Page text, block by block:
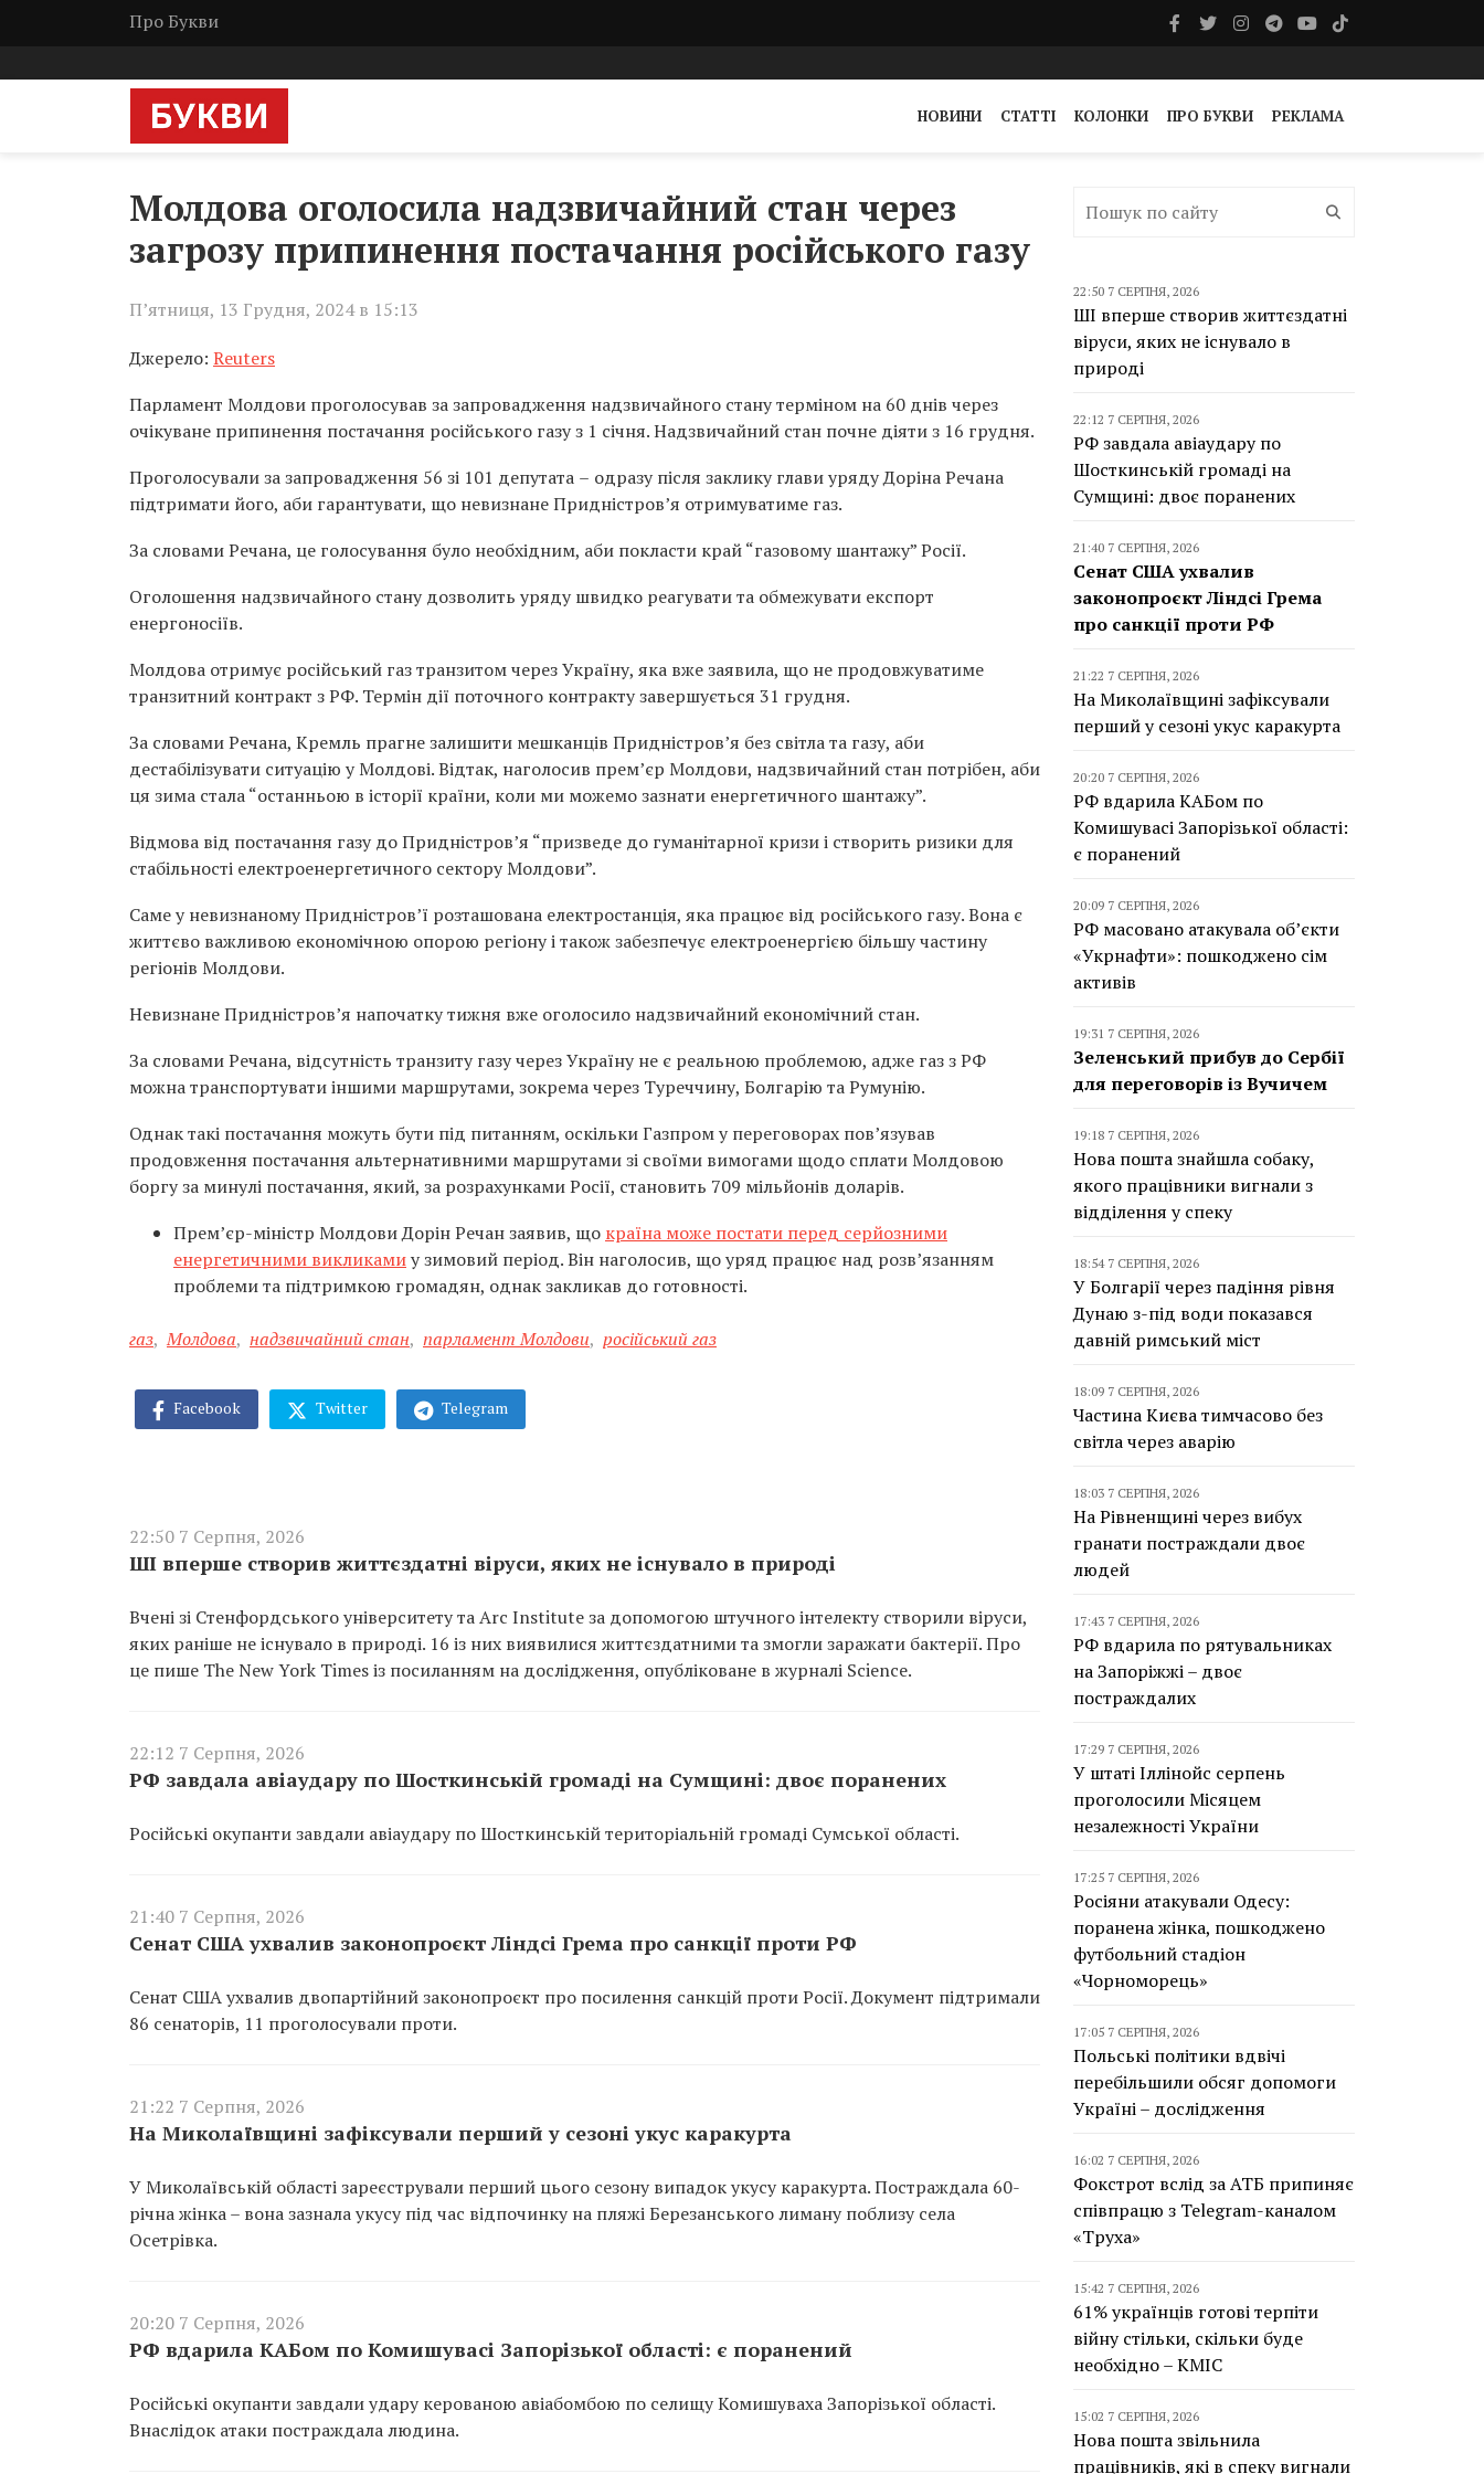
Про Букви
НОВИНИ СТАТТІ КОЛОНКИ ПРО БУКВИ РЕКЛАМА
Молдова оголосила надзвичайний стан через
загрозу припинення постачання російського газу
П’ятниця, 13 Грудня, 2024 в 15:13
Джерело: Reuters
Парламент Молдови проголосував за запровадження надзвичайного стану терміном на 60 днів через
очікуване припинення постачання російського газу з 1 січня. Надзвичайний стан почне діяти з 16 грудня.
Проголосували за запровадження 56 зі 101 депутата – одразу після заклику глави уряду Доріна Речана
підтримати його, аби гарантувати, що невизнане Придністров’я отримуватиме газ.
За словами Речана, це голосування було необхідним, аби покласти край “газовому шантажу” Росії.
Оголошення надзвичайного стану дозволить уряду швидко реагувати та обмежувати експорт
енергоносіїв.
Молдова отримує російський газ транзитом через Україну, яка вже заявила, що не продовжуватиме
транзитний контракт з РФ. Термін дії поточного контракту завершується 31 грудня.
За словами Речана, Кремль прагне залишити мешканців Придністров’я без світла та газу, аби
дестабілізувати ситуацію у Молдові. Відтак, наголосив прем’єр Молдови, надзвичайний стан потрібен, аби
ця зима стала “останньою в історії країни, коли ми можемо зазнати енергетичного шантажу”.
Відмова від постачання газу до Придністров’я “призведе до гуманітарної кризи і створить ризики для
стабільності електроенергетичного сектору Молдови”.
Саме у невизнаному Придністров’ї розташована електростанція, яка працює від російського газу. Вона є
життєво важливою економічною опорою регіону і також забезпечує електроенергією більшу частину
регіонів Молдови.
Невизнане Придністров’я напочатку тижня вже оголосило надзвичайний економічний стан.
За словами Речана, відсутність транзиту газу через Україну не є реальною проблемою, адже газ з РФ
можна транспортувати іншими маршрутами, зокрема через Туреччину, Болгарію та Румунію.
Однак такі постачання можуть бути під питанням, оскільки Газпром у переговорах пов’язував
продовження постачання альтернативними маршрутами зі своїми вимогами щодо сплати Молдовою
боргу за минулі постачання, який, за розрахунками Росії, становить 709 мільйонів доларів.
Прем’єр-міністр Молдови Дорін Речан заявив, що країна може постати перед серйозними
енергетичними викликамиу зимовий період. Він наголосив, що уряд працює над розв’язанням
проблеми та підтримкою громадян, однак закликав до готовності.
газ, Молдова, надзвичайний стан, парламент Молдови, російський газ
Facebook Twitter Telegram
22:50 7 Серпня, 2026
ШІ вперше створив життєздатні віруси, яких не існувало в природі
Вчені зі Стенфордського університету та Arc Institute за допомогою штучного інтелекту створили віруси,
яких раніше не існувало в природі. 16 із них виявилися життєздатними та змогли заражати бактерії. Про
це пише The New York Times із посиланням на дослідження, опубліковане в журналі Science.
22:12 7 Серпня, 2026
РФ завдала авіаудару по Шосткинській громаді на Сумщині: двоє поранених
Російські окупанти завдали авіаудару по Шосткинській територіальній громаді Сумської області.
21:40 7 Серпня, 2026
Сенат США ухвалив законопроєкт Ліндсі Грема про санкції проти РФ
Сенат США ухвалив двопартійний законопроєкт про посилення санкцій проти Росії. Документ підтримали
86 сенаторів, 11 проголосували проти.
21:22 7 Серпня, 2026
На Миколаївщині зафіксували перший у сезоні укус каракурта
У Миколаївській області зареєстрували перший цього сезону випадок укусу каракурта. Постраждала 60-
річна жінка – вона зазнала укусу під час відпочинку на пляжі Березанського лиману поблизу села
Осетрівка.
20:20 7 Серпня, 2026
РФ вдарила КАБом по Комишувасі Запорізької області: є поранений
Російські окупанти завдали удару керованою авіабомбою по селищу Комишуваха Запорізької області.
Внаслідок атаки постраждала людина.
22:50 7 СЕРПНЯ, 2026
ШІ вперше створив життєздатні
віруси, яких не існувало в
природі
22:12 7 СЕРПНЯ, 2026
РФ завдала авіаудару по
Шосткинській громаді на
Сумщині: двоє поранених
21:40 7 СЕРПНЯ, 2026
Сенат США ухвалив
законопроєкт Ліндсі Грема
про санкції проти РФ
21:22 7 СЕРПНЯ, 2026
На Миколаївщині зафіксували
перший у сезоні укус каракурта
20:20 7 СЕРПНЯ, 2026
РФ вдарила КАБом по
Комишувасі Запорізької області:
є поранений
20:09 7 СЕРПНЯ, 2026
РФ масовано атакувала об’єкти
«Укрнафти»: пошкоджено сім
активів
19:31 7 СЕРПНЯ, 2026
Зеленський прибув до Сербії
для переговорів із Вучичем
19:18 7 СЕРПНЯ, 2026
Нова пошта знайшла собаку,
якого працівники вигнали з
відділення у спеку
18:54 7 СЕРПНЯ, 2026
У Болгарії через падіння рівня
Дунаю з-під води показався
давній римський міст
18:09 7 СЕРПНЯ, 2026
Частина Києва тимчасово без
світла через аварію
18:03 7 СЕРПНЯ, 2026
На Рівненщині через вибух
гранати постраждали двоє
людей
17:43 7 СЕРПНЯ, 2026
РФ вдарила по рятувальниках
на Запоріжжі – двоє
постраждалих
17:29 7 СЕРПНЯ, 2026
У штаті Іллінойс серпень
проголосили Місяцем
незалежності України
17:25 7 СЕРПНЯ, 2026
Росіяни атакували Одесу:
поранена жінка, пошкоджено
футбольний стадіон
«Чорноморець»
17:05 7 СЕРПНЯ, 2026
Польські політики вдвічі
перебільшили обсяг допомоги
Україні – дослідження
16:02 7 СЕРПНЯ, 2026
Фокстрот вслід за АТБ припиняє
співпрацю з Telegram-каналом
«Труха»
15:42 7 СЕРПНЯ, 2026
61% українців готові терпіти
війну стільки, скільки буде
необхідно – КМІС
15:02 7 СЕРПНЯ, 2026
Нова пошта звільнила
працівників, які в спеку вигнали